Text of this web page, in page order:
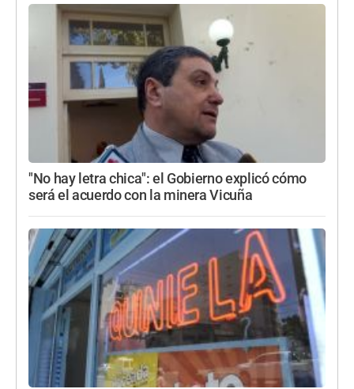
"No hay letra chica": el Gobierno explicó cómo
será el acuerdo con la minera Vicuña